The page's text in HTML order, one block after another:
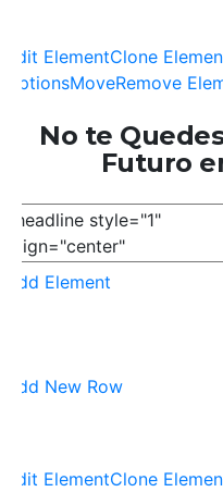
Edit ElementClone
OptionsMoveRemove
No te
Futuro
Add Element
Add New Row
Edit ElementClone